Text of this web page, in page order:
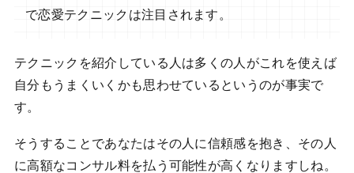
で恋愛テクニックは注目されます。
テクニックを紹介している人は多くの人がこれを使えば
自分もうまくいくかも思わせているというのが事実で
す。
そうすることであなたはその人に信頼感を抱き、その人
に高額なコンサル料を払う可能性が高くなりますしね。